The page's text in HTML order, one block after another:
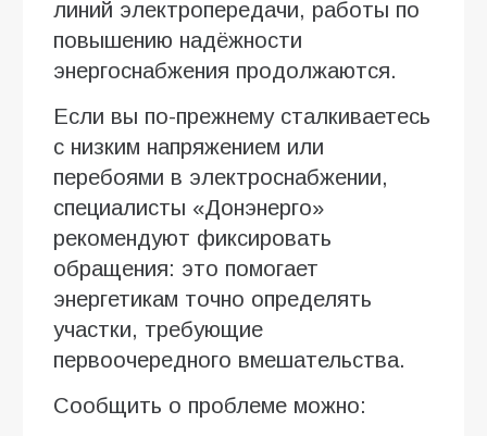
линий электропередачи, работы по
повышению надёжности
энергоснабжения продолжаются.
Если вы по-прежнему сталкиваетесь
с низким напряжением или
перебоями в электроснабжении,
специалисты «Донэнерго»
рекомендуют фиксировать
обращения: это помогает
энергетикам точно определять
участки, требующие
первоочередного вмешательства.
Сообщить о проблеме можно: